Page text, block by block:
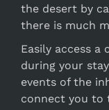
the desert by
there is much
Easily access
during your
events of the
connect you to